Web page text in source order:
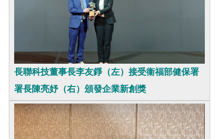
長聯科技董事長李友錚（左）接受衞福部健保署
署長陳亮妤（右）頒發企業新創獎